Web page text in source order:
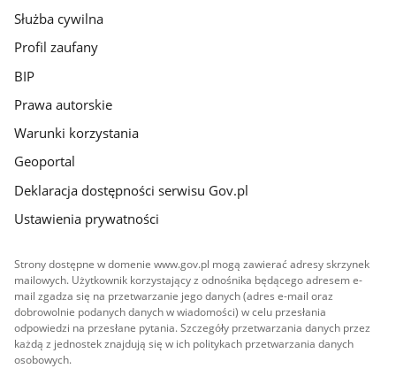
Służba cywilna
Profil zaufany
BIP
Prawa autorskie
Warunki korzystania
Geoportal
Deklaracja dostępności serwisu Gov.pl
Ustawienia prywatności
Strony dostępne w domenie www.gov.pl mogą zawierać adresy skrzynek
mailowych. Użytkownik korzystający z odnośnika będącego adresem e-
mail zgadza się na przetwarzanie jego danych (adres e-mail oraz
dobrowolnie podanych danych w wiadomości) w celu przesłania
odpowiedzi na przesłane pytania. Szczegóły przetwarzania danych przez
każdą z jednostek znajdują się w ich politykach przetwarzania danych
osobowych.